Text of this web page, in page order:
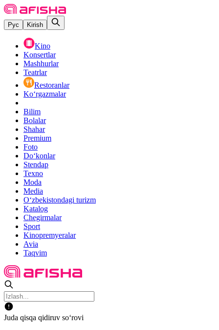
Рус Kirish
Kino
Konsertlar
Mashhurlar
Teatrlar
Restoranlar
Ko‘rgazmalar
Bilim
Bolalar
Shahar
Premium
Foto
Do‘konlar
Stendap
Texno
Moda
Media
O‘zbekistondagi turizm
Katalog
Chegirmalar
Sport
Kinopremyeralar
Avia
Taqvim
Juda qisqa qidiruv so‘rovi